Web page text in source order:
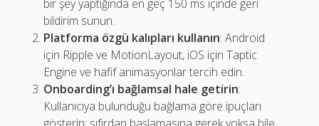
bir şey yaptığında en geç 150 ms içinde geri
bildirim sunun.
Platforma özgü kalıpları kullanın: Android
için Ripple ve MotionLayout, iOS için Taptic
Engine ve hafif animasyonlar tercih edin.
Onboarding’ı bağlamsal hale getirin:
Kullanıcıya bulunduğu bağlama göre ipuçları